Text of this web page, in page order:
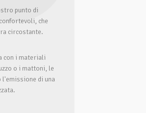
punto di
che
circostante.
con i materiali
o i mattoni, le
di una